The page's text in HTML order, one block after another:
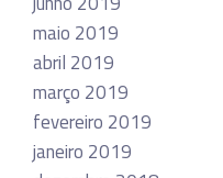
maio 2019
abril 2019
março 2019
fevereiro 2019
janeiro 2019